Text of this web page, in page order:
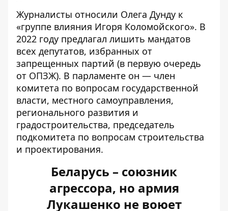
Журналисты относили Олега Дунду к
«группе влияния Игоря Коломойского». В
2022 году предлагал лишить мандатов
всех депутатов, избранных от
запрещенных партий (в первую очередь
от ОПЗЖ). В парламенте он — член
комитета по вопросам государственной
власти, местного самоуправления,
регионального развития и
градостроительства, председатель
подкомитета по вопросам строительства
и проектирования.
Беларусь – союзник
агрессора, но армия
Лукашенко не воюет